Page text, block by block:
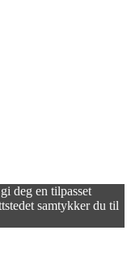
deg en tilpasset
samtykker du til